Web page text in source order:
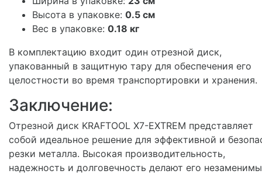
Высота в упаковке: 0.5 см
Вес в упаковке: 0.18 кг
В комплектацию входит один отрезной диск,
упакованный в защитную тару для обеспечения его
целостности во время транспортировки и хранения.
Заключение:
Отрезной диск KRAFTOOL X7-EXTREM представляет
собой идеальное решение для эффективной и
резки металла. Высокая производительность,
надежность и долговечность делают его